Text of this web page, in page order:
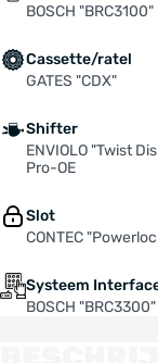
BOSCH "BRC3100"
Cassette/ratel
GATES "CDX"
Shifter
ENVIOLO "Twist
Pro-OE
Slot
CONTEC
Systeem
BOSCH "BRC3300"